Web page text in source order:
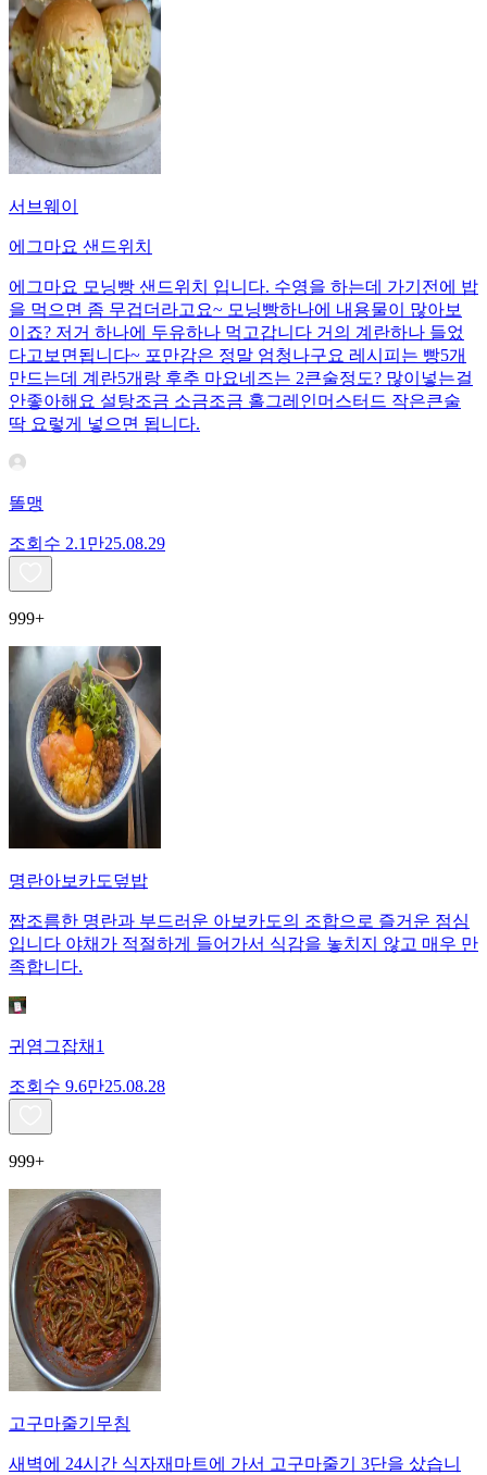
서브웨이
에그마요 샌드위치
에그마요 모닝빵 샌드위치 입니다. 수영을 하는데 가기전에 밥
을 먹으면 좀 무겁더라고요~ 모닝빵하나에 내용물이 많아보
이죠? 저거 하나에 두유하나 먹고갑니다 거의 계란하나 들었
다고보면됩니다~ 포만감은 정말 엄청나구요 레시피는 빵5개
만드는데 계란5개랑 후추 마요네즈는 2큰술정도? 많이넣는걸
안좋아해요 설탕조금 소금조금 홀그레인머스터드 작은큰술
딱 요렇게 넣으면 됩니다.
똘맹
조회수 2.1만25.08.29
999+
명란아보카도덮밥
짭조름한 명란과 부드러운 아보카도의 조합으로 즐거운 점심
입니다 야채가 적절하게 들어가서 식감을 놓치지 않고 매우 만
족합니다.
귀염그잡채1
조회수 9.6만25.08.28
999+
고구마줄기무침
새벽에 24시간 식자재마트에 가서 고구마줄기 3단을 샀습니